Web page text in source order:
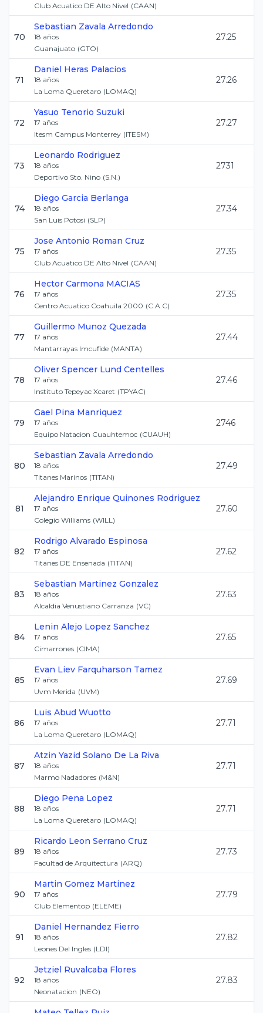
Club Acuatico DE Alto Nivel (CAAN)
70
Sebastian Zavala Arredondo
18 años
Guanajuato (GTO)
27.25
71
Daniel Heras Palacios
18 años
La Loma Queretaro (LOMAQ)
27.26
72
Yasuo Tenorio Suzuki
17 años
Itesm Campus Monterrey (ITESM)
27.27
73
Leonardo Rodriguez
18 años
Deportivo Sto. Nino (S.N.)
2731
74
Diego Garcia Berlanga
18 años
San Luis Potosi (SLP)
27.34
75
Jose Antonio Roman Cruz
17 años
Club Acuatico DE Alto Nivel (CAAN)
27.35
76
Hector Carmona MACIAS
17 años
Centro Acuatico Coahuila 2000 (C.A.C)
27.35
77
Guillermo Munoz Quezada
17 años
Mantarrayas Imcufide (MANTA)
27.44
78
Oliver Spencer Lund Centelles
17 años
Instituto Tepeyac Xcaret (TPYAC)
27.46
79
Gael Pina Manriquez
17 años
Equipo Natacion Cuauhtemoc (CUAUH)
2746
80
Sebastian Zavala Arredondo
18 años
Titanes Marinos (TITAN)
27.49
81
Alejandro Enrique Quinones Rodriguez
17 años
Colegio Williams (WILL)
27.60
82
Rodrigo Alvarado Espinosa
17 años
Titanes DE Ensenada (TITAN)
27.62
83
Sebastian Martinez Gonzalez
18 años
Alcaldia Venustiano Carranza (VC)
27.63
84
Lenin Alejo Lopez Sanchez
17 años
Cimarrones (CIMA)
27.65
85
Evan Liev Farquharson Tamez
17 años
Uvm Merida (UVM)
27.69
86
Luis Abud Wuotto
17 años
La Loma Queretaro (LOMAQ)
27.71
87
Atzin Yazid Solano De La Riva
18 años
Marmo Nadadores (M&N)
27.71
88
Diego Pena Lopez
18 años
La Loma Queretaro (LOMAQ)
27.71
89
Ricardo Leon Serrano Cruz
18 años
Facultad de Arquitectura (ARQ)
27.73
90
Martin Gomez Martinez
17 años
Club Elementop (ELEME)
27.79
91
Daniel Hernandez Fierro
18 años
Leones Del Ingles (LDI)
27.82
92
Jetziel Ruvalcaba Flores
18 años
Neonatacion (NEO)
27.83